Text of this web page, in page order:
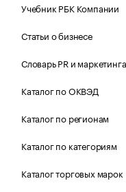
Учебник РБК Компании
Статьи о бизнесе
Словарь PR и маркетинга
Каталог по ОКВЭД
Каталог по регионам
Каталог по категориям
Каталог торговых марок